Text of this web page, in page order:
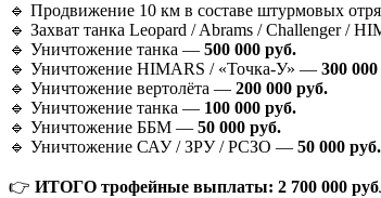
🔹 Продвижение 10 км в составе штурмовых
🔹 Захват танка Leopard / Abrams / Challenger /
🔹 Уничтожение танка — 500 000 руб.
🔹 Уничтожение HIMARS / «Точка-У» — 300
🔹 Уничтожение вертолёта — 200 000 руб.
🔹 Уничтожение танка — 100 000 руб.
🔹 Уничтожение ББМ — 50 000 руб.
🔹 Уничтожение САУ / ЗРУ / РСЗО — 50 000 руб.
👉 ИТОГО трофейные выплаты: 2 700 000